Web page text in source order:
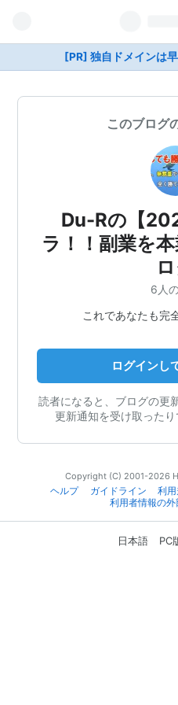
[PR] 独自ドメインは
このブログ
Du-Rの【
ラ！！副業を
6人
これであなたも完
ログインし
読者になると、ブログの更
更新通知を受け取ったり
Copyright (C) 2001-2026
ヘルプ
ガイドライン 利
利用者情報の
日本語 PC